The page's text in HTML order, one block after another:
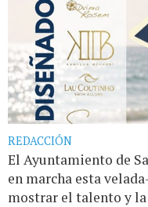
REDACCIÓN
El Ayuntamiento de
en marcha esta
mostrar el talento y la